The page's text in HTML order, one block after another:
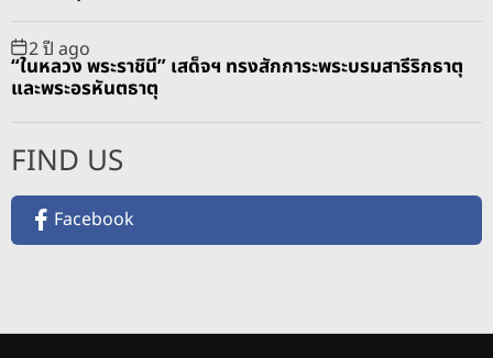
2 ปี ago
“ในหลวง พระราชินี” เสด็จฯ ทรงสักการะพระบรมสารีริกธาตุ
และพระอรหันตธาตุ
FIND US
Facebook